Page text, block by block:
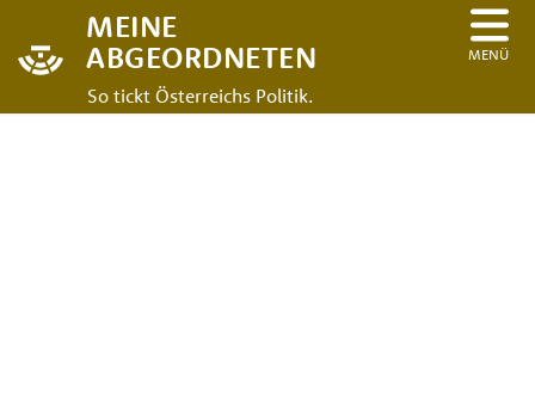
MEINE
ABGEORDNETEN
So tickt Österreichs Politik.
MENÜ